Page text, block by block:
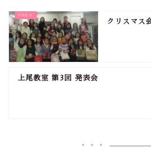
クリスマス
上尾教室 第3回 発表会